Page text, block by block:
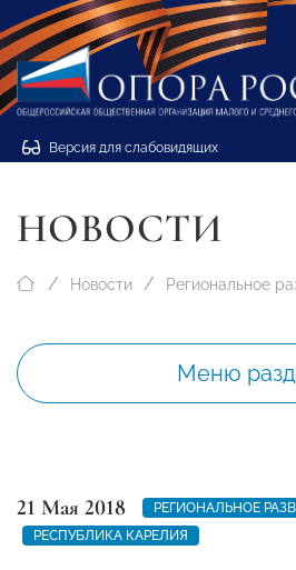
Версия для слабовидящих
НОВОСТИ
Новости Региональное
Меню
21 Мая 2018
РЕГИОНАЛЬНОЕ
РЕСПУБЛИКА КАРЕЛИЯ